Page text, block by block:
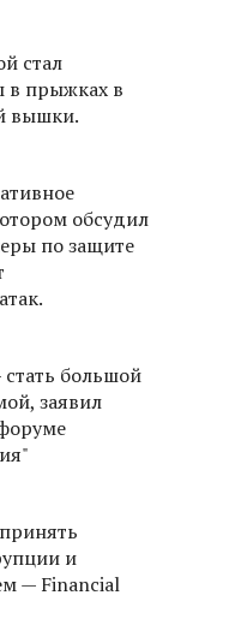
стал
в прыжках в
вышки.
обсудил
по защите
стать большой
заявил
и
— Financial